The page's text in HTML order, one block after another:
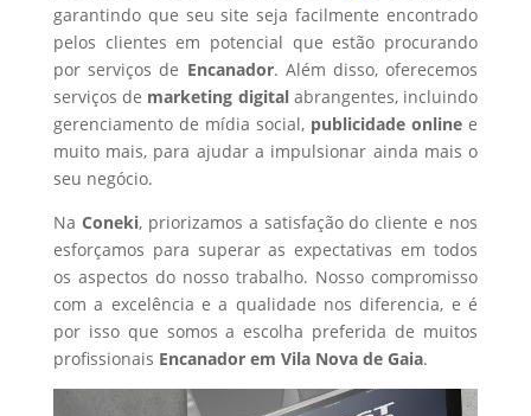
garantindo que seu site seja facilmente encontrado
pelos clientes em potencial que estão procurando
por serviços de Encanador. Além disso, oferecemos
serviços de marketing digital abrangentes, incluindo
gerenciamento de mídia social, publicidade online e
muito mais, para ajudar a impulsionar ainda mais o
seu negócio.
Na Coneki, priorizamos a satisfação do cliente e nos
esforçamos para superar as expectativas em todos
os aspectos do nosso trabalho. Nosso compromisso
com a excelência e a qualidade nos diferencia, e é
por isso que somos a escolha preferida de muitos
profissionais Encanadorem Vila Nova de Gaia.